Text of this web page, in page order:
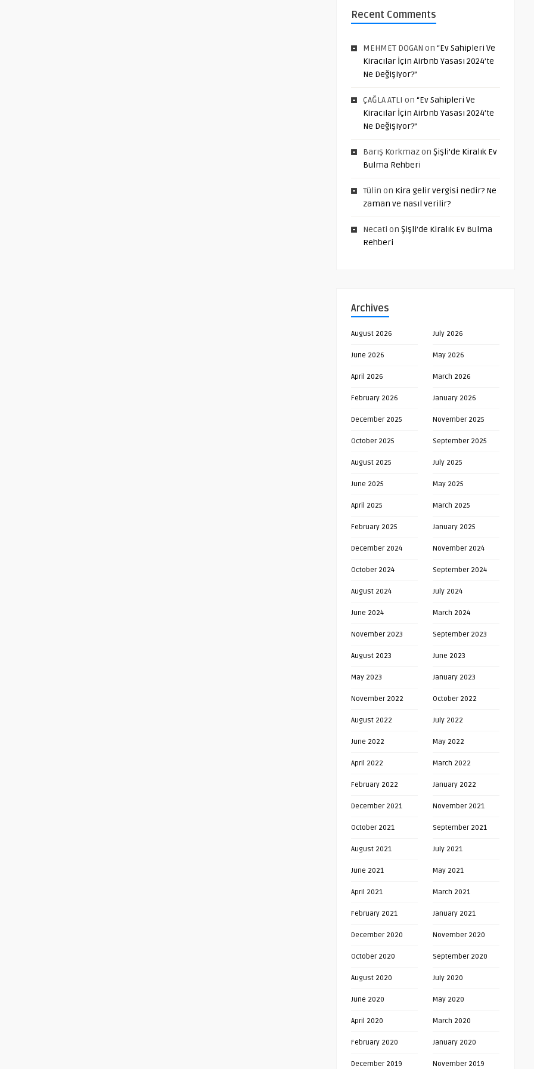
Recent Comments
MEHMET DOGAN on “Ev Sahipleri Ve
Kiracılar İçin Airbnb Yasası 2024’te
Ne Değişiyor?”
ÇAĞLA ATLI on “Ev Sahipleri Ve
Kiracılar İçin Airbnb Yasası 2024’te
Ne Değişiyor?”
Barış Korkmazon Şişli’de Kiralık Ev
Bulma Rehberi
Tülin on Kira gelir vergisi nedir? Ne
zaman ve nasıl verilir?
Necati on Şişli’de Kiralık Ev Bulma
Rehberi
Archives
August 2026 July 2026
June 2026 May 2026
April 2026 March 2026
February 2026 January 2026
December 2025 November 2025
October 2025 September 2025
August 2025 July 2025
June 2025 May 2025
April 2025 March 2025
February 2025 January 2025
December 2024 November 2024
October 2024 September 2024
August 2024 July 2024
June 2024 March 2024
November 2023 September 2023
August 2023 June 2023
May 2023 January 2023
November 2022 October 2022
August 2022 July 2022
June 2022 May 2022
April 2022 March 2022
February 2022 January 2022
December 2021 November 2021
October 2021 September 2021
August 2021 July 2021
June 2021 May 2021
April 2021 March 2021
February 2021 January 2021
December 2020 November 2020
October 2020 September 2020
August 2020 July 2020
June 2020 May 2020
April 2020 March 2020
February 2020 January 2020
December 2019 November 2019